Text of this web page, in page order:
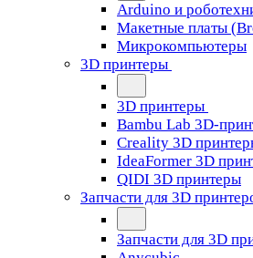
Arduino и
Макетные платы
Микрокомпьютеры
3D принтеры
3D принтеры
Bambu Lab 3D-
Creality 3D
IdeaFormer 3D
QIDI 3D принтеры
Запчасти для 3D
Запчасти для 3D